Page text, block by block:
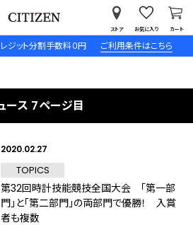
ジット分割手数料０円 ご利用条件はこちら
ストア お気に入り カート
ース 7ページ目
2020.02.27
TOPICS
第32回時計技能競技全国大会 「第一部
門」と「第二部門」の両部門で優勝！ 入賞
者も複数